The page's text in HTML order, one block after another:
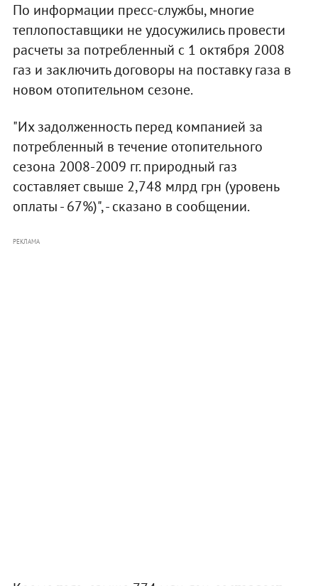
По информации пресс-службы, многие
теплопоставщики не удосужились провести
расчеты за потребленный с 1 октября 2008
газ и заключить договоры на поставку газа в
новом отопительном сезоне.
"Их задолженность перед компанией за
потребленный в течение отопительного
сезона 2008-2009 гг. природный газ
составляет свыше 2,748 млрд грн (уровень
оплаты - 67%)", - сказано в сообщении.
РЕКЛАМА